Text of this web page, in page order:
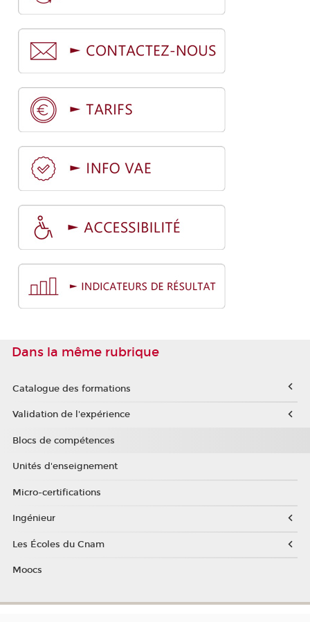
Dans la même rubrique
Catalogue des formations
Validation de l'expérience
Blocs de compétences
Unités d'enseignement
Micro-certifications
Ingénieur
Les Écoles du Cnam
Moocs